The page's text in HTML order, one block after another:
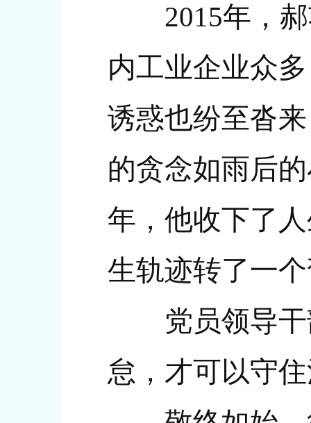
2015年，郝
内工业企业众
诱惑也纷至沓
的贪念如雨后
年，他收下了
生轨迹转了一
党员领导干
怠，才可以守